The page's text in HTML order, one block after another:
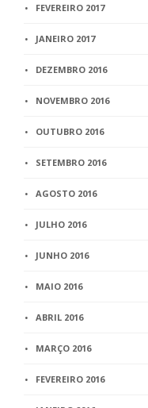
FEVEREIRO 2017
JANEIRO 2017
DEZEMBRO 2016
NOVEMBRO 2016
OUTUBRO 2016
SETEMBRO 2016
AGOSTO 2016
JULHO 2016
JUNHO 2016
MAIO 2016
ABRIL 2016
MARÇO 2016
FEVEREIRO 2016